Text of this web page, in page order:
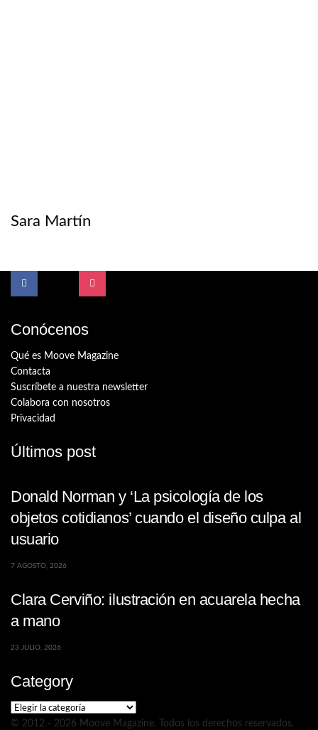
Sara Martín
Conócenos
Qué es Moove Magazine
Contacta
Suscríbete a nuestra newsletter
Colabora con nosotros
Privacidad
Últimos post
Donald Norman y ‘La psicología de los
objetos cotidianos’ cuando el diseño culpa al
usuario
7 AGOSTO, 2026
Clara Cerviño: ilustración en acuarela hecha
a mano
23 JULIO, 2026
Category
Category
© 2012 - 2026 Moove Magazine. Todos los derechos reservados.